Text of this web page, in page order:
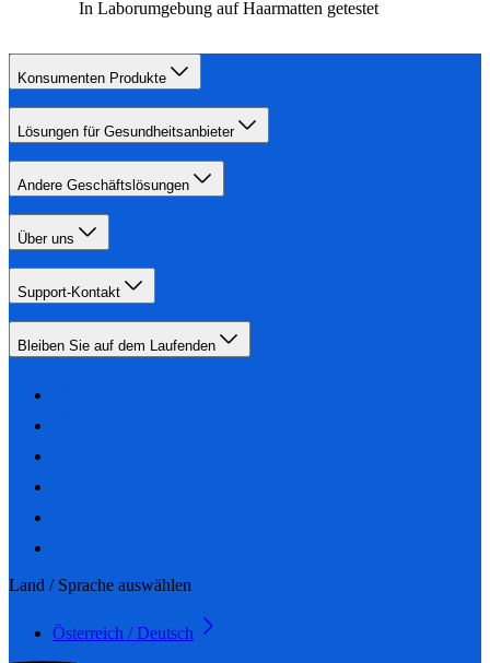
In Laborumgebung auf Haarmatten getestet
Konsumenten Produkte
Lösungen für Gesundheitsanbieter
Andere Geschäftslösungen
Über uns
Support-Kontakt
Bleiben Sie auf dem Laufenden
Land / Sprache auswählen
Österreich / Deutsch